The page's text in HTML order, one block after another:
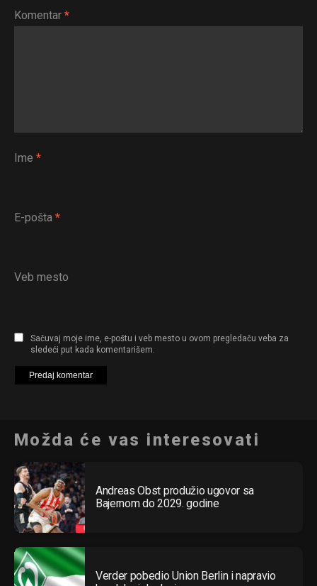
Komentar *
Ime *
E-pošta *
Veb mesto
Sačuvaj moje ime, e-poštu i veb mesto u ovom pregledaču veba za
sledeći put kada komentarišem.
Možda će vas interesovati
Andreas Obst produžio ugovor sa
Bajernom do 2029. godine
Verder pobedio Union Berlin i napravio